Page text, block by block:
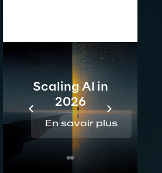
Scaling AI in
2026
En savoir plus